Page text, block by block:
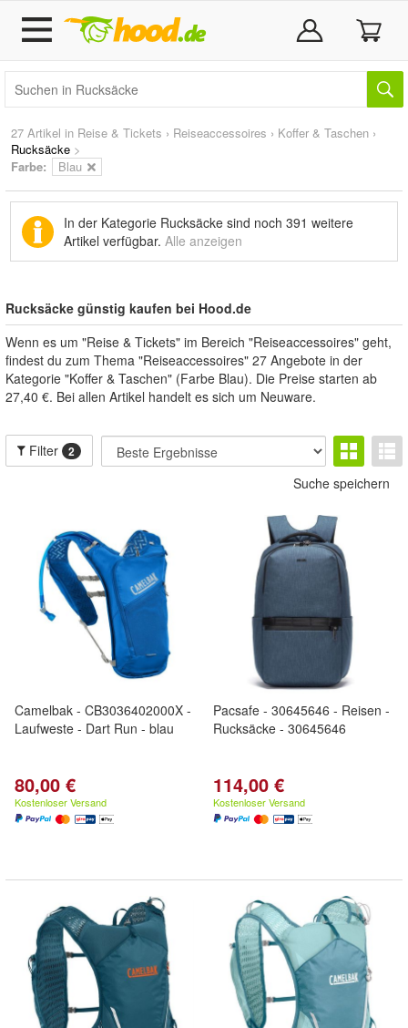
27 Artikel in Reise & Tickets › Reiseaccessoires › Koffer & Taschen ›
Rucksäcke >
Farbe:
Blau
In der Kategorie Rucksäcke sind noch 391 weitere
Artikel verfügbar. Alle anzeigen
Rucksäcke günstig kaufen bei Hood.de
Wenn es um "Reise & Tickets" im Bereich "Reiseaccessoires" geht,
findest du zum Thema "Reiseaccessoires" 27 Angebote in der
Kategorie "Koffer & Taschen" (Farbe Blau). Die Preise starten ab
27,40 €. Bei allen Artikel handelt es sich um Neuware.
Filter 2
Suche speichern
Camelbak - CB3036402000X -
Laufweste - Dart Run - blau
80,00 €
Kostenloser Versand
Pacsafe - 30645646 - Reisen -
Rucksäcke - 30645646
114,00 €
Kostenloser Versand